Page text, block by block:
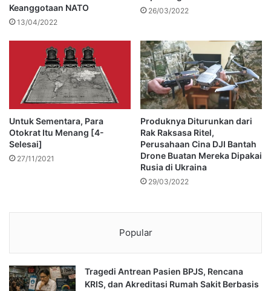
Keanggotaan NATO
13/04/2022
26/03/2022
Untuk Sementara, Para
Otokrat Itu Menang [4-
Selesai]
27/11/2021
Produknya Diturunkan dari
Rak Raksasa Ritel,
Perusahaan Cina DJI Bantah
Drone Buatan Mereka Dipakai
Rusia di Ukraina
29/03/2022
Popular
Tragedi Antrean Pasien BPJS, Rencana
KRIS, dan Akreditasi Rumah Sakit Berbasis